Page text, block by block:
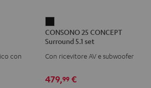
con
25
CONCEPT
Surround
set
CONSONO 25 CONCEPT
Surround 5.1 set
Con ricevitore AV e subwoofer
479,99 €